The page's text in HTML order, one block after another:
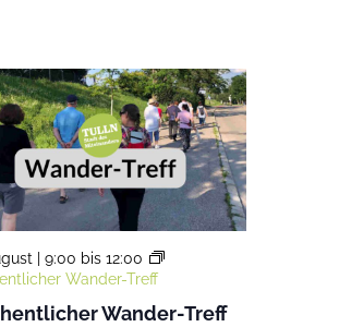
Wander-Treff
| 9:00 bis 12:00
Wander-Treff